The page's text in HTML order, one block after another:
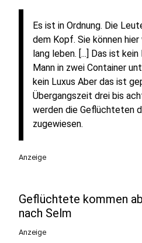
Es ist in Ordnung. Die
dem Kopf. Sie können
lang leben. [...] Das ist
Mann in zwei Container
kein Luxus Aber das ist
Übergangszeit drei bis
werden die Geflüchteten
zugewiesen.
Anzeige
Geflüchtete kommen
nach Selm
Anzeige